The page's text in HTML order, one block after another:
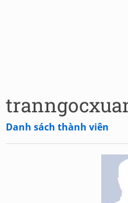
Danh sách thành viên